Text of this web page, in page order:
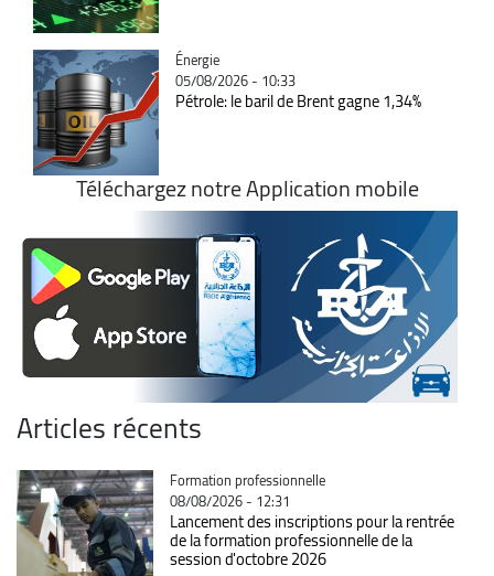
Catégorie
Énergie
05/08/2026 - 10:33
Pétrole: le baril de Brent gagne 1,34%
Téléchargez notre Application mobile
Articles récents
Catégorie
Formation professionnelle
08/08/2026 - 12:31
Lancement des inscriptions pour la rentrée
de la formation professionnelle de la
session d'octobre 2026